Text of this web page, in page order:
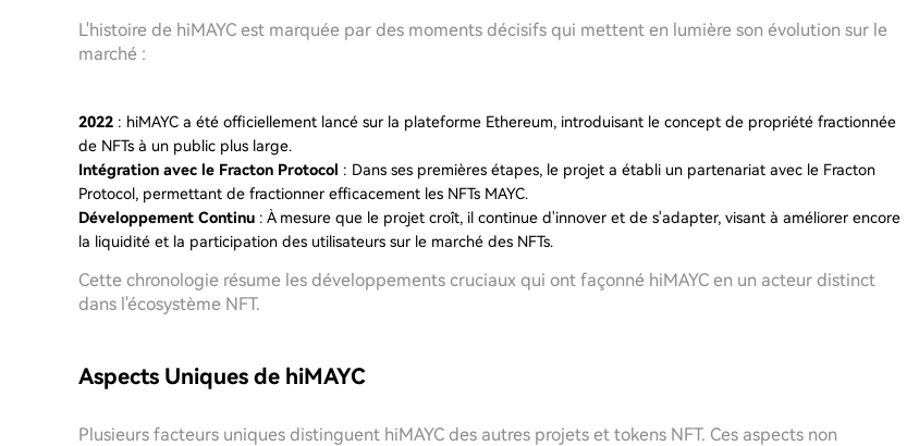
L'histoire de hiMAYC est marquée par des moments décisifs qui mettent en lumière son évolution sur le
marché :
2022 : hiMAYC a été officiellement lancé sur la plateforme Ethereum, introduisant le concept de propriété fractionnée
de NFTs à un public plus large.
Intégration avec le Fracton Protocol : Dans ses premières étapes, le projet a établi un partenariat avec le Fracton
Protocol, permettant de fractionner efficacement les NFTs MAYC.
Développement Continu : À mesure que le projet croît, il continue d'innover et de s'adapter, visant à améliorer encore
la liquidité et la participation des utilisateurs sur le marché des NFTs.
Cette chronologie résume les développements cruciaux qui ont façonné hiMAYC en un acteur distinct
dans l'écosystème NFT.
Aspects Uniques de hiMAYC
Plusieurs facteurs uniques distinguent hiMAYC des autres projets et tokens NFT. Ces aspects non